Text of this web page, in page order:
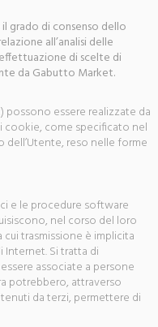
grado di consenso dello
all’analisi delle
di scelte di
da Gabutto Market.
possono essere realizzate da
cookie, come specificato nel
dell’Utente, reso nelle forme
e le procedure software
nel corso del loro
trasmissione è implicita
Si tratta di
associate a persone
potrebbero, attraverso
da terzi, permettere di